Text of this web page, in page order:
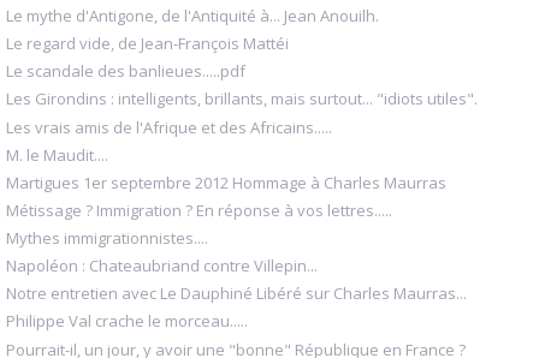
Le mythe d'Antigone, de l'Antiquité à... Jean Anouilh.
Le regard vide, de Jean-François Mattéi
Le scandale des banlieues.....pdf
Les Girondins : intelligents, brillants, mais surtout... "idiots utiles".
Les vrais amis de l'Afrique et des Africains.....
M. le Maudit....
Martigues 1er septembre 2012 Hommage à Charles Maurras
Métissage ? Immigration ? En réponse à vos lettres.....
Mythes immigrationnistes....
Napoléon : Chateaubriand contre Villepin...
Notre entretien avec Le Dauphiné Libéré sur Charles Maurras...
Philippe Val crache le morceau.....
Pourrait-il, un jour, y avoir une "bonne" République en France ?